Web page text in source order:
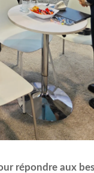
répondre aux